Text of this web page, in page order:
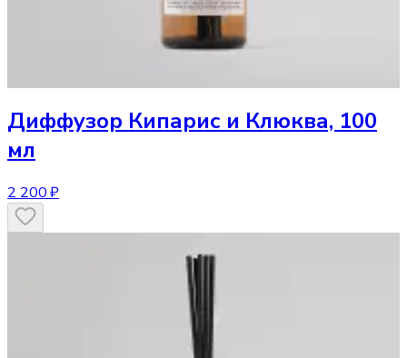
Диффузор Кипарис и Клюква, 100
мл
2 200 ₽